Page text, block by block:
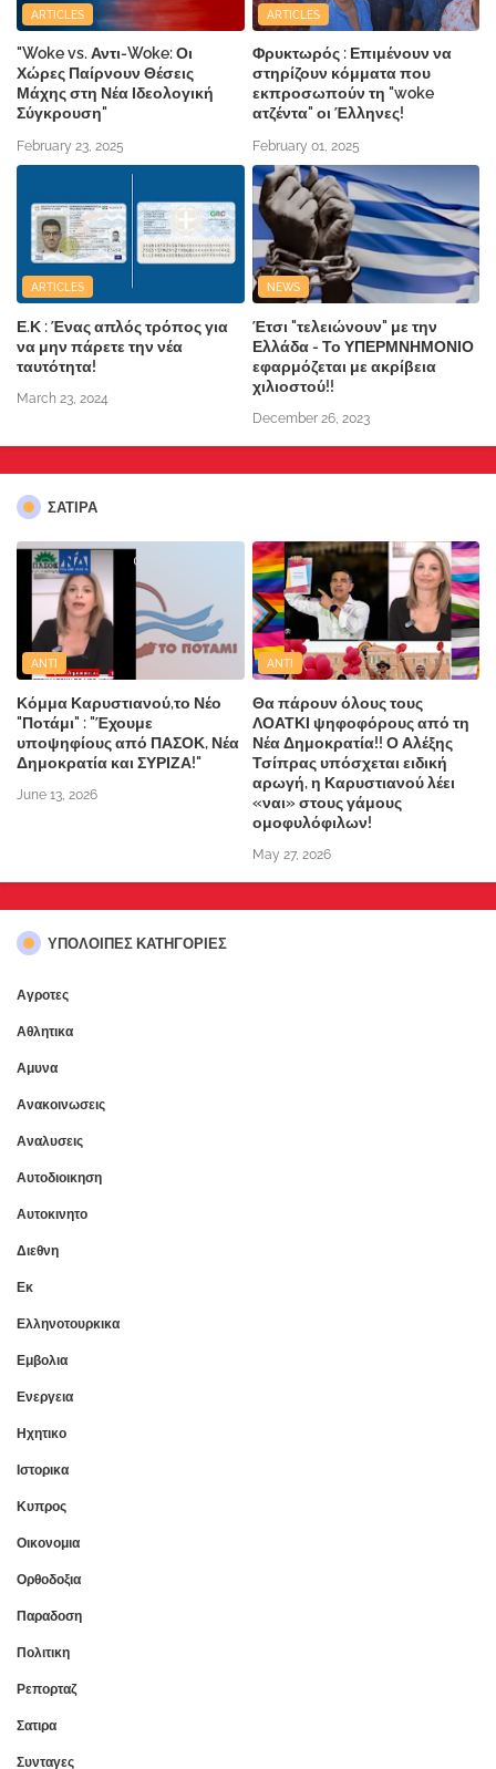
ARTICLES
"Woke vs. Αντι-Woke: Οι
Χώρες Παίρνουν Θέσεις
Μάχης στη Νέα Ιδεολογική
Σύγκρουση"
February 23, 2025
ARTICLES
Φρυκτωρός : Επιμένουν να
στηρίζουν κόμματα που
εκπροσωπούν τη "woke
ατζέντα" οι Έλληνες!
February 01, 2025
ARTICLES
Ε.Κ : Ένας απλός τρόπος για
να μην πάρετε την νέα
ταυτότητα!
March 23, 2024
NEWS
Έτσι "τελειώνουν" με την
Ελλάδα - Το ΥΠΕΡΜΝΗΜΟΝΙΟ
εφαρμόζεται με ακρίβεια
χιλιοστού!!
December 26, 2023
ΣΑΤΙΡΑ
ANTI
Κόμμα Καρυστιανού,το Νέο
"Ποτάμι" : "Έχουμε
υποψηφίους από ΠΑΣΟΚ, Νέα
Δημοκρατία και ΣΥΡΙΖΑ!"
June 13, 2026
ANTI
Θα πάρουν όλους τους
ΛΟΑΤΚΙ ψηφοφόρους από τη
Νέα Δημοκρατία!! Ο Αλέξης
Τσίπρας υπόσχεται ειδική
αρωγή, η Καρυστιανού λέει
«ναι» στους γάμους
ομοφυλόφιλων!
May 27, 2026
ΥΠΌΛΟΙΠΕΣ ΚΑΤΗΓΟΡΊΕΣ
Αγροτες
Αθλητικα
Αμυνα
Ανακοινωσεις
Αναλυσεις
Αυτοδιοικηση
Αυτοκινητο
Διεθνη
Εκ
Ελληνοτουρκικα
Εμβολια
Ενεργεια
Ηχητικο
Ιστορικα
Κυπρος
Οικονομια
Ορθοδοξια
Παραδοση
Πολιτικη
Ρεπορταζ
Σατιρα
Συνταγες